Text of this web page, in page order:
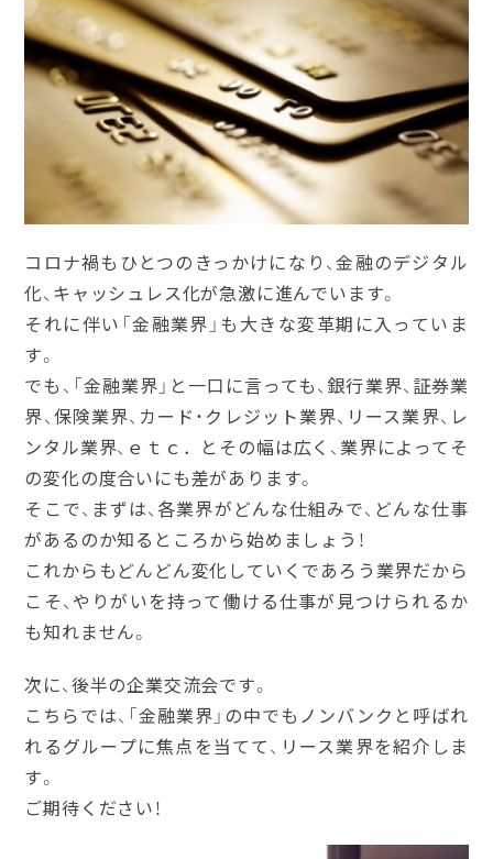
コロナ禍もひとつのきっかけになり、金融のデジタル
化、キャッシュレス化が急激に進んでいます。
それに伴い「金融業界」も大きな変革期に入っていま
す。
でも、「金融業界」と一口に言っても、銀行業界、証券業
界、保険業界、カード・クレジット業界、リース業界、レ
ンタル業界、ｅｔｃ．とその幅は広く、業界によってそ
の変化の度合いにも差があります。
そこで、まずは、各業界がどんな仕組みで、どんな仕事
があるのか知るところから始めましょう！
これからもどんどん変化していくであろう業界だから
こそ、やりがいを持って働ける仕事が見つけられるか
も知れません。
次に、後半の企業交流会です。
こちらでは、「金融業界」の中でもノンバンクと呼ばれ
れるグループに焦点を当てて、リース業界を紹介しま
す。
ご期待ください！